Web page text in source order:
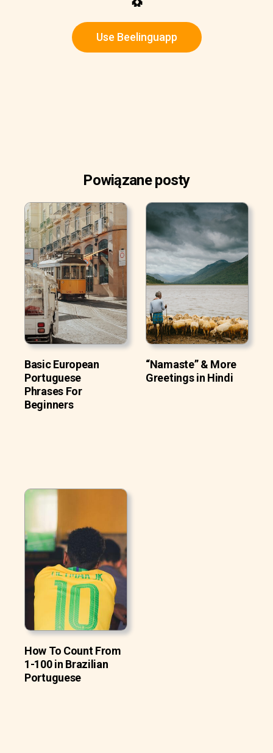
Use Beelinguapp
Powiązane posty
Basic European
Portuguese
Phrases For
Beginners
“Namaste” & More
Greetings in Hindi
How To Count From
1-100 in Brazilian
Portuguese